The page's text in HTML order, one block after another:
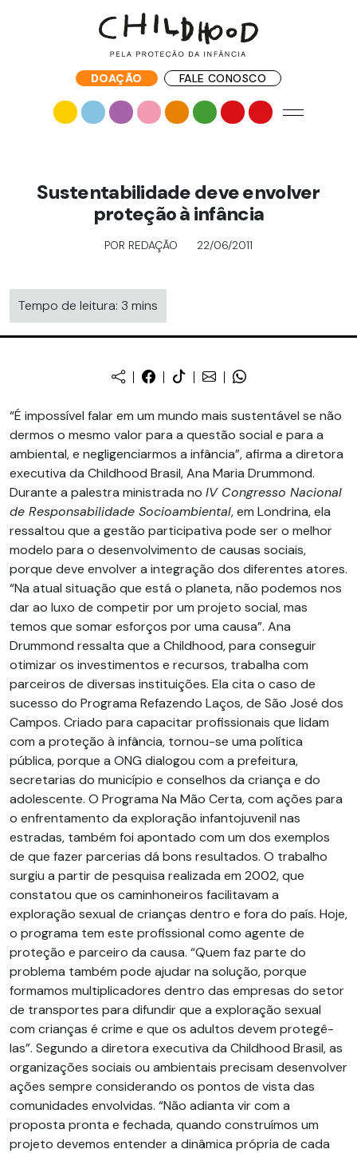
DOAÇÃO FALE CONOSCO
Sustentabilidade deve envolver
proteção à infância
POR REDAÇÃO 22/06/2011
Tempo de leitura: 3 mins
“É impossível falar em um mundo mais sustentável se não
dermos o mesmo valor para a questão social e para a
ambiental, e negligenciarmos a infância”, afirma a diretora
executiva da Childhood Brasil, Ana Maria Drummond.
Durante a palestra ministrada no IV Congresso Nacional
de Responsabilidade Socioambiental, em Londrina, ela
ressaltou que a gestão participativa pode ser o melhor
modelo para o desenvolvimento de causas sociais,
porque deve envolver a integração dos diferentes atores.
“Na atual situação que está o planeta, não podemos nos
dar ao luxo de competir por um projeto social, mas
temos que somar esforços por uma causa”. Ana
Drummond ressalta que a Childhood, para conseguir
otimizar os investimentos e recursos, trabalha com
parceiros de diversas instituições. Ela cita o caso de
sucesso do Programa Refazendo Laços, de São José dos
Campos. Criado para capacitar profissionais que lidam
com a proteção à infância, tornou-se uma política
pública, porque a ONG dialogou com a prefeitura,
secretarias do município e conselhos da criança e do
adolescente. O Programa Na Mão Certa, com ações para
o enfrentamento da exploração infantojuvenil nas
estradas, também foi apontado com um dos exemplos
de que fazer parcerias dá bons resultados. O trabalho
surgiu a partir de pesquisa realizada em 2002, que
constatou que os caminhoneiros facilitavam a
exploração sexual de crianças dentro e fora do país. Hoje,
o programa tem este profissional como agente de
proteção e parceiro da causa. “Quem faz parte do
problema também pode ajudar na solução, porque
formamos multiplicadores dentro das empresas do setor
de transportes para difundir que a exploração sexual
com crianças é crime e que os adultos devem protegê-
las”. Segundo a diretora executiva da Childhood Brasil, as
organizações sociais ou ambientais precisam desenvolver
ações sempre considerando os pontos de vista das
comunidades envolvidas. “Não adianta vir com a
proposta pronta e fechada, quando construímos um
projeto devemos entender a dinâmica própria de cada